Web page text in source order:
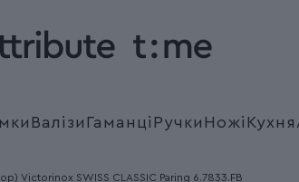
Валізи Гаманці Ручки Ножі Кухня
Victorinox SWISS CLASSIC Paring 6.7833.FB